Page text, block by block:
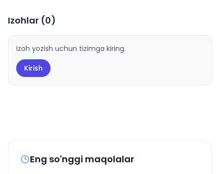
Izohlar (0)
Izoh yozish uchun tizimga kiring.
Kirish
Eng so'nggi maqolalar